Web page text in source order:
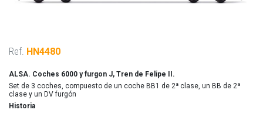
Ref. HN4480
ALSA. Coches 6000 y furgon J, Tren de Felipe II.
Set de 3 coches, compuesto de un coche BB1 de 2ª clase, un BB de 2ª
clase y un DV furgón
Historia